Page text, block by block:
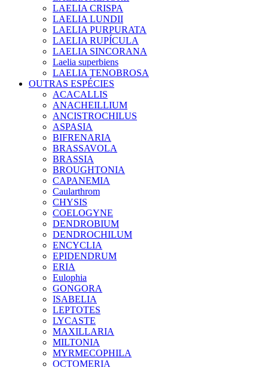
LAELIA CRISPA
LAELIA LUNDII
LAELIA PURPURATA
LAELIA RUPÍCULA
LAELIA SINCORANA
Laelia superbiens
LAELIA TENOBROSA
OUTRAS ESPÉCIES
ACACALLIS
ANACHEILLIUM
ANCISTROCHILUS
ASPASIA
BIFRENARIA
BRASSAVOLA
BRASSIA
BROUGHTONIA
CAPANEMIA
Caularthrom
CHYSIS
COELOGYNE
DENDROBIUM
DENDROCHILUM
ENCYCLIA
EPIDENDRUM
ERIA
Eulophia
GONGORA
ISABELIA
LEPTOTES
LYCASTE
MAXILLARIA
MILTONIA
MYRMECOPHILA
OCTOMERIA